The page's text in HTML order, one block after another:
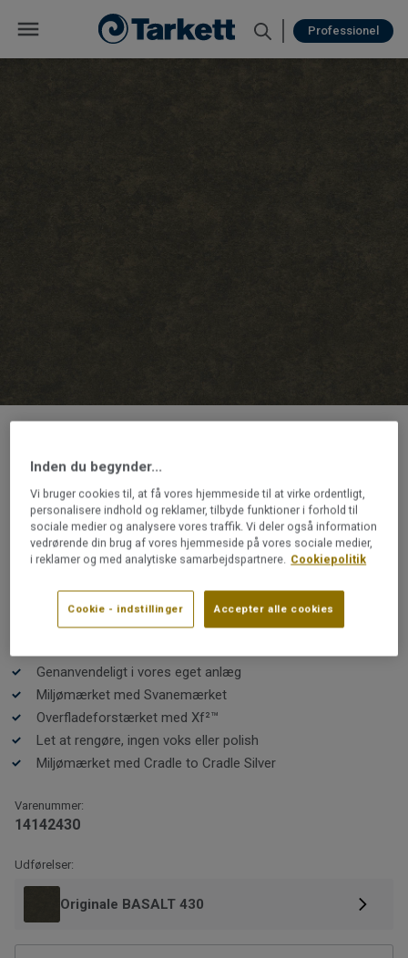
Professionel
Originale xf²™ 2,5 mm |
Originale BASALT 430
Originale XF²™ forener et let delikat udtryk med bløde
farver skabt med de smukkeste pigmenter. Den unikke
farvepalet er inspireret af naturen og er en elegant og
tidløs base for din indretning. Nyd følelsen af det
naturlige linoleum under fødderne. Med den holdbare
overfladebehandling XF²™ er gulvet er nemt at holde og
Læs mere
Genanvendeligt i vores eget anlæg
Miljømærket med Svanemærket
Overfladeforstærket med Xf²™
Let at rengøre, ingen voks eller polish
Miljømærket med Cradle to Cradle Silver
Varenummer:
14142430
Udførelser:
Originale BASALT 430
Inden du begynder...
Vi bruger cookies til, at få vores hjemmeside til at virke ordentligt,
personalisere indhold og reklamer, tilbyde funktioner i forhold til
sociale medier og analysere vores traffik. Vi deler også information
vedrørende din brug af vores hjemmeside på vores sociale medier,
i reklamer og med analytiske samarbejdspartnere. Cookiepolitik
Cookie - indstillinger Accepter alle cookies